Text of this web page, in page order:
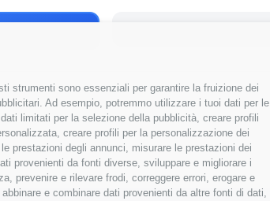
strumenti sono essenziali per garantire la fruizione dei
Ad esempio, potremmo utilizzare i tuoi dati per le
limitati per la selezione della pubblicità, creare profili
creare profili per la personalizzazione dei
prestazioni degli annunci, misurare le prestazioni dei
provenienti da fonti diverse, sviluppare e migliorare i
prevenire e rilevare frodi, correggere errori, erogare e
e combinare dati provenienti da altre fonti di dati,